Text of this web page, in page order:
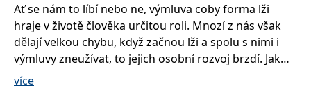
Ať se nám to líbí nebo ne, výmluva coby forma lži
hraje v životě člověka určitou roli. Mnozí z nás však
dělají velkou chybu, když začnou lži a spolu s nimi i
výmluvy zneužívat, to jejich osobní rozvoj brzdí. Jak
říká autorka této publikace: „Tolerance k alkoholu je u
více